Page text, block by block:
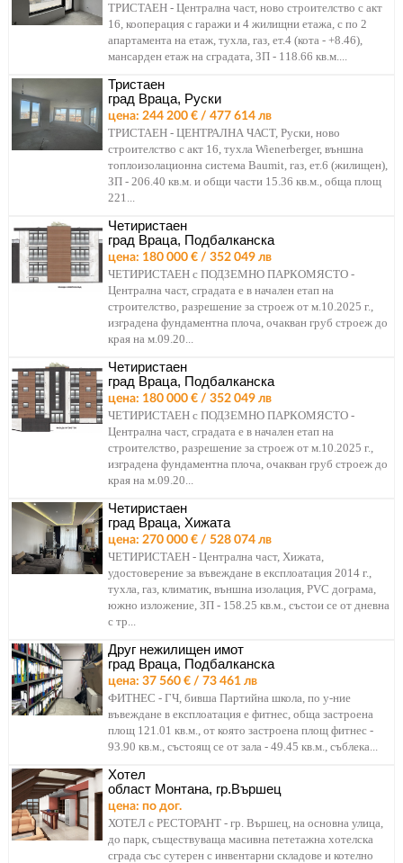
ТРИСТАЕН - Централна част, ново строителство с акт
16, кооперация с гаражи и 4 жилищни етажа, с по 2
апартамента на етаж, тухла, газ, ет.4 (кота - +8.46),
мансарден етаж на сградата, ЗП - 118.66 кв.м....
Тристаен
град Враца, Руски
цена: 244 200 € / 477 614 лв
ТРИСТАЕН - ЦЕНТРАЛНА ЧАСТ, Руски, ново
строителство с акт 16, тухла Wienerberger, външна
топлоизолационна система Baumit, газ, ет.6 (жилищен),
ЗП - 206.40 кв.м. и общи части 15.36 кв.м., обща площ
221...
Четиристаен
град Враца, Подбалканска
цена: 180 000 € / 352 049 лв
ЧЕТИРИСТАЕН с ПОДЗЕМНО ПАРКОМЯСТО -
Централна част, сградата е в начален етап на
строителство, разрешение за строеж от м.10.2025 г.,
изградена фундаментна плоча, очакван груб строеж до
края на м.09.20...
Четиристаен
град Враца, Подбалканска
цена: 180 000 € / 352 049 лв
ЧЕТИРИСТАЕН с ПОДЗЕМНО ПАРКОМЯСТО -
Централна част, сградата е в начален етап на
строителство, разрешение за строеж от м.10.2025 г.,
изградена фундаментна плоча, очакван груб строеж до
края на м.09.20...
Четиристаен
град Враца, Хижата
цена: 270 000 € / 528 074 лв
ЧЕТИРИСТАЕН - Централна част, Хижата,
удостоверение за въвеждане в експлоатация 2014 г.,
тухла, газ, климатик, външна изолация, PVC дограма,
южно изложение, ЗП - 158.25 кв.м., състои се от дневна
с тр...
Друг нежилищен имот
град Враца, Подбалканска
цена: 37 560 € / 73 461 лв
ФИТНЕС - ГЧ, бивша Партийна школа, по у-ние
въвеждане в експлоатация е фитнес, обща застроена
площ 121.01 кв.м., от която застроена площ фитнес -
93.90 кв.м., състоящ се от зала - 49.45 кв.м., съблека...
Хотел
област Монтана, гр.Вършец
цена: по дог.
ХОТЕЛ с РЕСТОРАНТ - гр. Вършец, на основна улица,
до парк, съществуваща масивна пететажна хотелска
сграда със сутерен с инвентарни складове и котелно